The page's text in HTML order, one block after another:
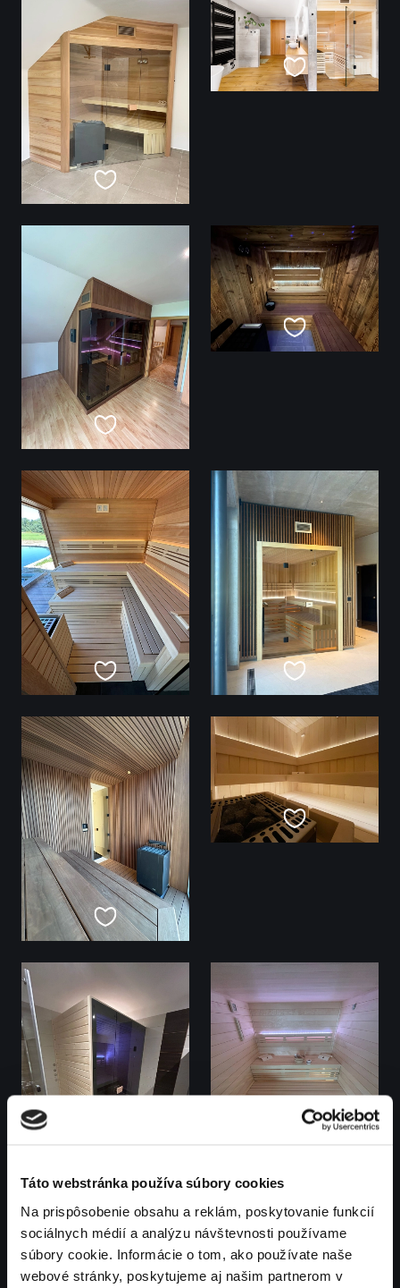
Táto webstránka používa súbory cookies
Na prispôsobenie obsahu a reklám, poskytovanie funkcií
sociálnych médií a analýzu návštevnosti používame
súbory cookie. Informácie o tom, ako používate naše
webové stránky, poskytujeme aj našim partnerom v